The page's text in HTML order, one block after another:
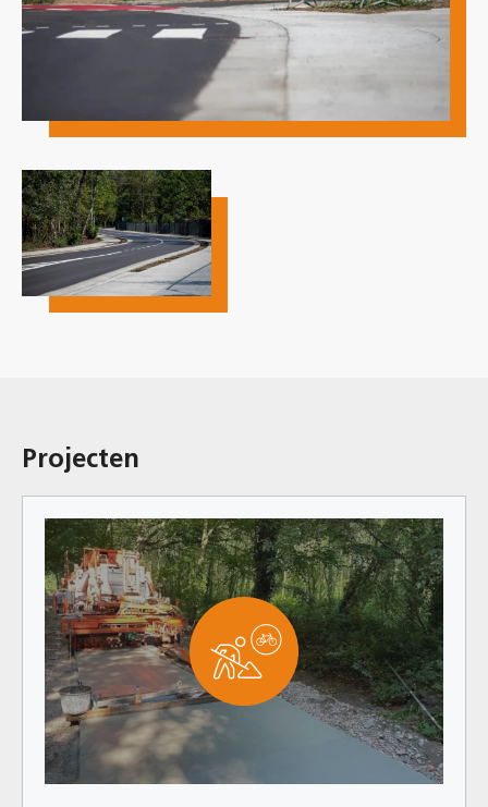
Projecten